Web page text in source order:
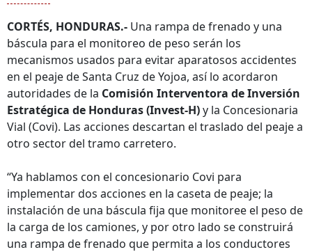
CORTÉS, HONDURAS.- Una rampa de frenado y una
báscula para el monitoreo de peso serán los
mecanismos usados para evitar aparatosos accidentes
en el peaje de Santa Cruz de Yojoa, así lo acordaron
autoridades de la Comisión Interventora de Inversión
Estratégica de Honduras (Invest-H)y la Concesionaria
Vial (Covi). Las acciones descartan el traslado del peaje a
otro sector del tramo carretero.
“Ya hablamos con el concesionario Covi para
implementar dos acciones en la caseta de peaje; la
instalación de una báscula fija que monitoree el peso de
la carga de los camiones, y por otro lado se construirá
una rampa de frenado que permita a los conductores